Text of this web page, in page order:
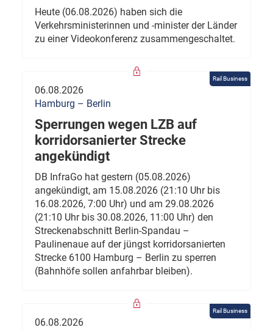
Heute (06.08.2026) haben sich die
Verkehrsministerinnen und -minister der Länder
zu einer Videokonferenz zusammengeschaltet.
Rail Business
06.08.2026
Hamburg – Berlin
Sperrungen wegen LZB auf
korridorsanierter Strecke
angekündigt
DB InfraGo hat gestern (05.08.2026)
angekündigt, am 15.08.2026 (21:10 Uhr bis
16.08.2026, 7:00 Uhr) und am 29.08.2026
(21:10 Uhr bis 30.08.2026, 11:00 Uhr) den
Streckenabschnitt Berlin-Spandau –
Paulinenaue auf der jüngst korridorsanierten
Strecke 6100 Hamburg – Berlin zu sperren
(Bahnhöfe sollen anfahrbar bleiben).
Rail Business
06.08.2026